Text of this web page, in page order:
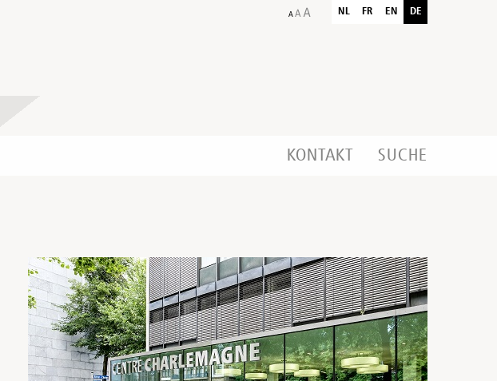
NL FR EN DE
KONTAKT SUCHE